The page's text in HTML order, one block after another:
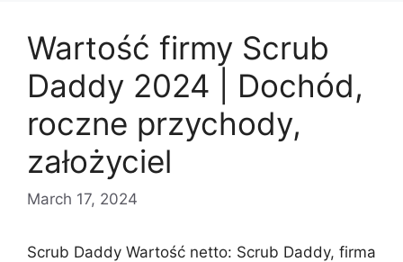
Wartość firmy Scrub
Daddy 2024 | Dochód,
roczne przychody,
założyciel
March 17, 2024
Scrub Daddy Wartość netto: Scrub Daddy, firma